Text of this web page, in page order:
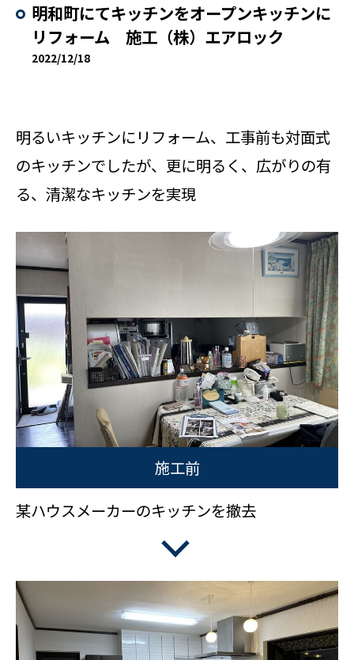
明和町にてキッチンをオープンキッチンに
リフォーム 施工（株）エアロック
2022/12/18
明るいキッチンにリフォーム、工事前も対面式
のキッチンでしたが、更に明るく、広がりの有
る、清潔なキッチンを実現
施工前
某ハウスメーカーのキッチンを撤去